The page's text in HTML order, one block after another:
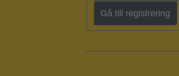
Gå till registrering